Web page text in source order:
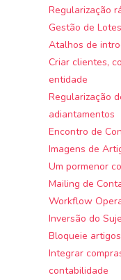
Regularização
Gestão de
Atalhos de
Criar clientes,
entidade
Regularização
adiantamentos
Encontro de
Imagens de
Um pormenor
Mailing de
Workflow
Inversão do
Bloqueie
Integrar
contabilidade